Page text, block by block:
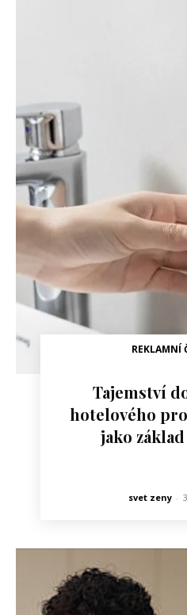
REKLAMNÍ
Tajemství
hotelového
jako
svet zeny -